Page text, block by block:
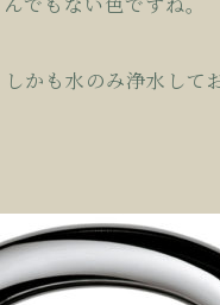
かも水のみ浄水して